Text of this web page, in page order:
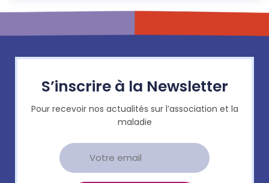
S’inscrire à la Newsletter
Pour recevoir nos actualités sur l’association et la
maladie